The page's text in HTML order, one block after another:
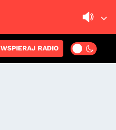
WSPIERAJ RADIO